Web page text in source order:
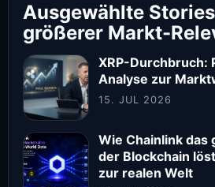
Ausgewählte
größerer Markt-
XRP-Durchbruch:
Analyse zur
15. JUL 2026
Wie Chainlink das
der Blockchain
zur realen Welt